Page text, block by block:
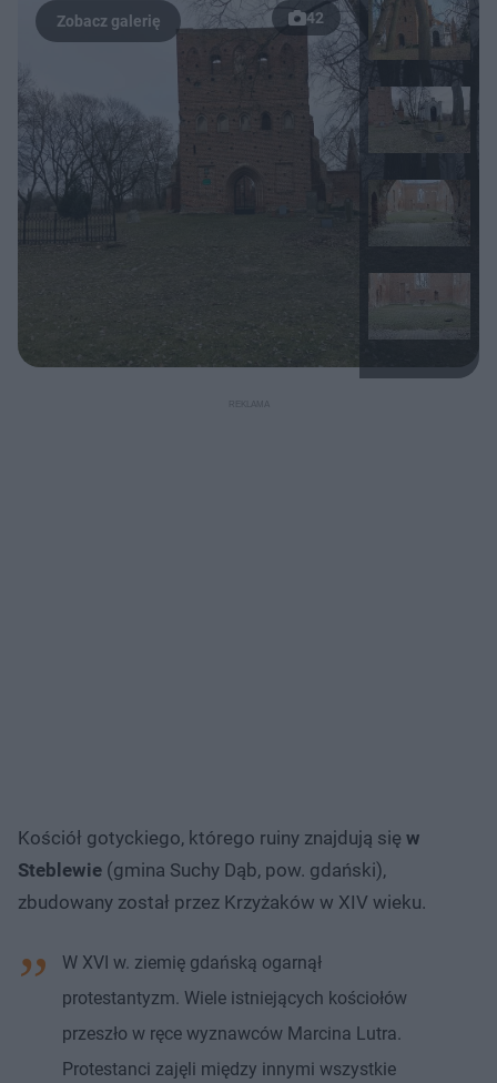
42
Kościół gotyckiego, którego ruiny znajdują się w
Steblewie (gmina Suchy Dąb, pow. gdański),
zbudowany został przez Krzyżaków w XIV wieku.
W XVI w. ziemię gdańską ogarnął
protestantyzm. Wiele istniejących kościołów
przeszło w ręce wyznawców Marcina Lutra.
Protestanci zajęli między innymi wszystkie